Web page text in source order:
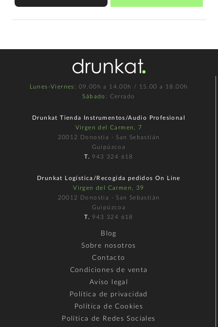
Lunes-Viernes : 09.00h a 14.00h / 15.00 a 18.00h
Sábado : Cerrado
Drunkat Tienda Instrumentos/Audio Profesional
Virgen del Carmen, 7
20012 Donostia - San Sebastián
Guipúzcoa
T. 943 324 618
Drunkat Logística/Recogida pedidos On Line
Virgen del Carmen, 39
20012 Donostia - San Sebastián
Guipúzcoa
T. 943 324 618
Blog
Sobre nosotros
Contacto
Condiciones de venta
Aviso legal
Política de privacidad
Política de Cookies
Política de Redes Sociales